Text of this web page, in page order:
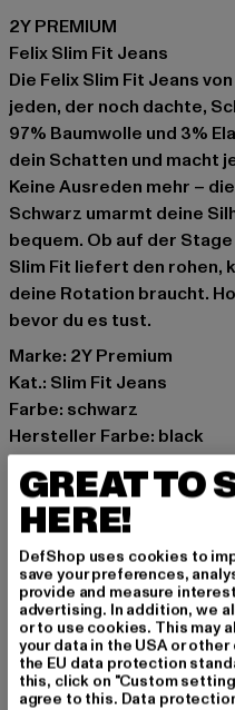
2Y PREMIUM
Felix Slim Fit Jeans
Die Felix Slim Fit Jeans
jeden, der noch dachte,
97% Baumwolle und 3%
dein Schatten und macht
Keine Ausreden mehr –
Schwarz umarmt deine
bequem. Ob auf der
Slim Fit liefert den rohen,
deine Rotation braucht.
bevor du es tust.
Marke: 2Y Premium
Kat.: Slim Fit Jeans
Farbe: schwarz
Hersteller Farbe: black
Elasthan
Art.Nr: 2Y-FELIX-00007
Hersteller: 2Y Premium
Hollefeldstraße 16 |
GRÖSSE &
GREAT TO
HERE!
DefShop uses cookies to
save your preferences,
provide and measure
advertising. In addition, we
or to use cookies. This may
your data in the USA or
the EU data protection
this, click on "Custom
agree to this. Data